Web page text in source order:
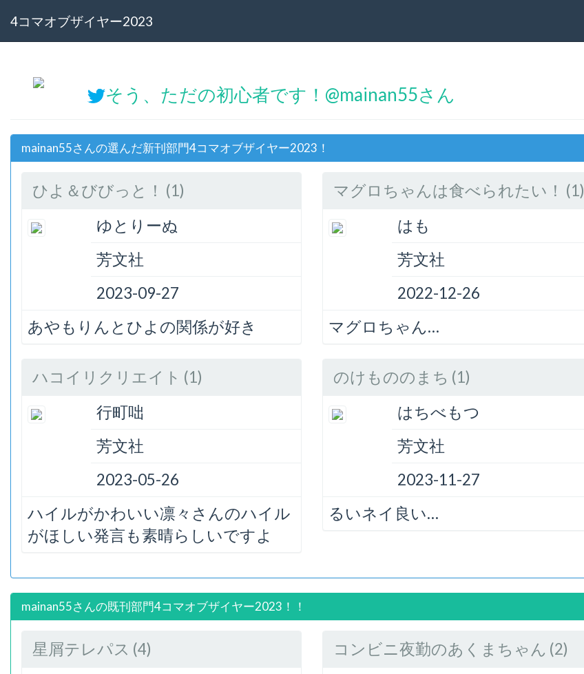
4コマオブザイヤー2023
そう、ただの初心者です！@mainan55さん
mainan55さんの選んだ新刊部門4コマオブザイヤー2023！
ひよ＆びびっと！ (1)
ゆとりーぬ
芳文社
2023-09-27
あやもりんとひよの関係が好き
マグロちゃんは食べられたい！ (1)
はも
芳文社
2022-12-26
マグロちゃん…
ハコイリクリエイト (1)
行町咄
芳文社
2023-05-26
ハイルがかわいい凛々さんのハイル
がほしい発言も素晴らしいですよ
のけもののまち (1)
はちべもつ
芳文社
2023-11-27
るいネイ良い…
mainan55さんの既刊部門4コマオブザイヤー2023！！
星屑テレパス (4)
コンビニ夜勤のあくまちゃん (2)